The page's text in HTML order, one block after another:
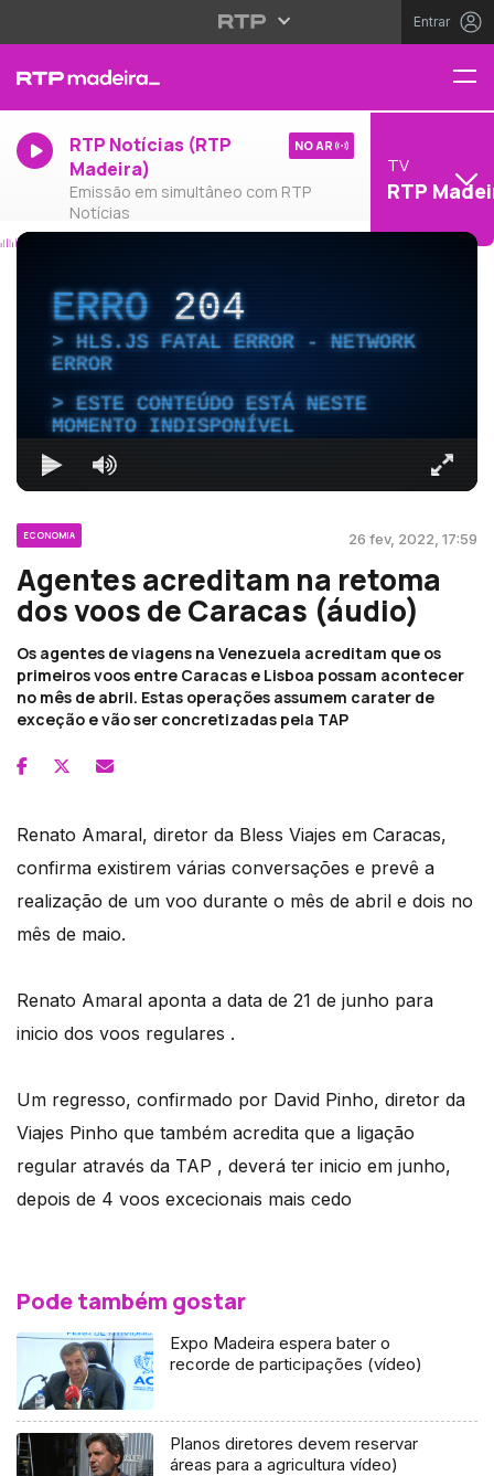
Entrar
RTP Notícias (RTP
Madeira)
Emissão em simultâneo com RTP
Notícias
NO AR
TV
RTP
ERRO204
HLS.JS FATAL ERROR - NETWORK
ERROR
ESTE CONTEÚDO ESTÁ NESTE
MOMENTO INDISPONÍVEL
ECONOMIA 26 fev, 2022, 17:59
Agentes acreditam na retoma
dos voos de Caracas (áudio)
Os agentes de viagens na Venezuela acreditam que os
primeiros voos entre Caracas e Lisboa possam acontecer
no mês de abril. Estas operações assumem carater de
exceção e vão ser concretizadas pela TAP
Renato Amaral, diretor da Bless Viajes em Caracas,
confirma existirem várias conversações e prevê a
realização de um voo durante o mês de abril e dois no
mês de maio.
Renato Amaral aponta a data de 21 de junho para
inicio dos voos regulares .
Um regresso, confirmado por David Pinho, diretor da
Viajes Pinho que também acredita que a ligação
regular através da TAP , deverá ter inicio em junho,
depois de 4 voos excecionais mais cedo
Pode também gostar
Expo Madeira espera bater o
recorde de participações (vídeo)
Planos diretores devem reservar
áreas para a agricultura vídeo)